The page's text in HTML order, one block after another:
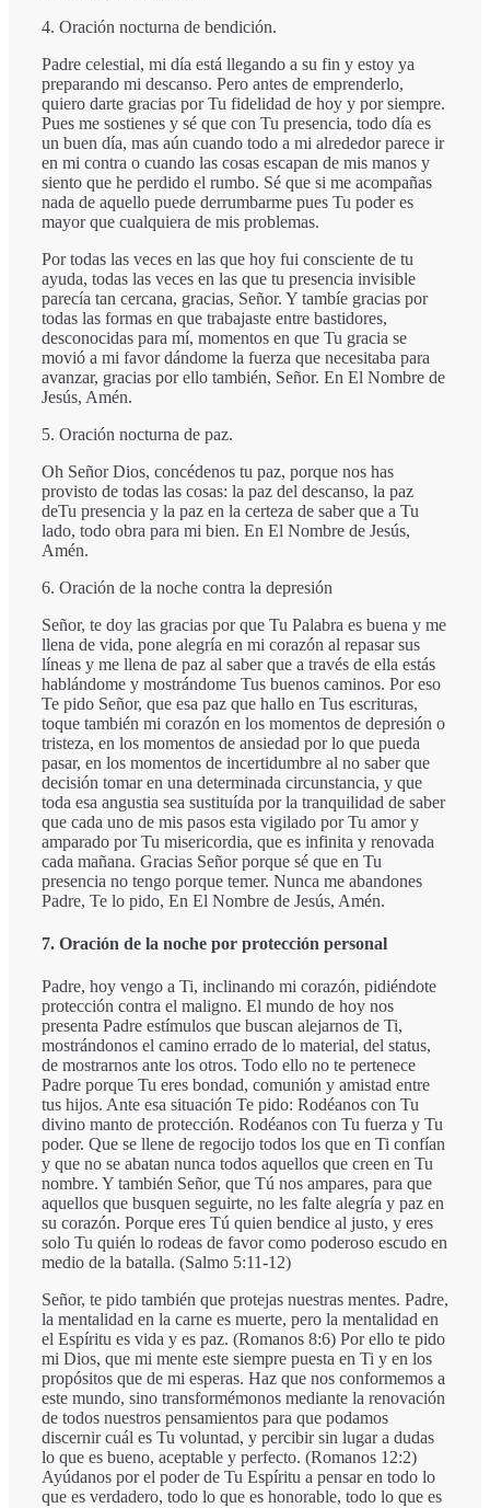
4. Oración nocturna de bendición.
Padre celestial, mi día está llegando a su fin y estoy ya
preparando mi descanso. Pero antes de emprenderlo,
quiero darte gracias por Tu fidelidad de hoy y por siempre.
Pues me sostienes y sé que con Tu presencia, todo día es
un buen día, mas aún cuando todo a mi alrededor parece ir
en mi contra o cuando las cosas escapan de mis manos y
siento que he perdido el rumbo. Sé que si me acompañas
nada de aquello puede derrumbarme pues Tu poder es
mayor que cualquiera de mis problemas.
Por todas las veces en las que hoy fui consciente de tu
ayuda, todas las veces en las que tu presencia invisible
parecía tan cercana, gracias, Señor. Y tambíe gracias por
todas las formas en que trabajaste entre bastidores,
desconocidas para mí, momentos en que Tu gracia se
movió a mi favor dándome la fuerza que necesitaba para
avanzar, gracias por ello también, Señor. En El Nombre de
Jesús, Amén.
5. Oración nocturna de paz.
Oh Señor Dios, concédenos tu paz, porque nos has
provisto de todas las cosas: la paz del descanso, la paz
deTu presencia y la paz en la certeza de saber que a Tu
lado, todo obra para mi bien. En El Nombre de Jesús,
Amén.
6. Oración de la noche contra la depresión
Señor, te doy las gracias por que Tu Palabra es buena y me
llena de vida, pone alegría en mi corazón al repasar sus
líneas y me llena de paz al saber que a través de ella estás
hablándome y mostrándome Tus buenos caminos. Por eso
Te pido Señor, que esa paz que hallo en Tus escrituras,
toque también mi corazón en los momentos de depresión o
tristeza, en los momentos de ansiedad por lo que pueda
pasar, en los momentos de incertidumbre al no saber que
decisión tomar en una determinada circunstancia, y que
toda esa angustia sea sustituída por la tranquilidad de saber
que cada uno de mis pasos esta vigilado por Tu amor y
amparado por Tu misericordia, que es infinita y renovada
cada mañana. Gracias Señor porque sé que en Tu
presencia no tengo porque temer. Nunca me abandones
Padre, Te lo pido, En El Nombre de Jesús, Amén.
7. Oración de la noche por protección personal
Padre, hoy vengo a Ti, inclinando mi corazón, pidiéndote
protección contra el maligno. El mundo de hoy nos
presenta Padre estímulos que buscan alejarnos de Ti,
mostrándonos el camino errado de lo material, del status,
de mostrarnos ante los otros. Todo ello no te pertenece
Padre porque Tu eres bondad, comunión y amistad entre
tus hijos. Ante esa situación Te pido: Rodéanos con Tu
divino manto de protección. Rodéanos con Tu fuerza y Tu
poder. Que se llene de regocijo todos los que en Ti confían
y que no se abatan nunca todos aquellos que creen en Tu
nombre. Y también Señor, que Tú nos ampares, para que
aquellos que busquen seguirte, no les falte alegría y paz en
su corazón. Porque eres Tú quien bendice al justo, y eres
solo Tu quién lo rodeas de favor como poderoso escudo en
medio de la batalla. (Salmo 5:11-12)
Señor, te pido también que protejas nuestras mentes. Padre,
la mentalidad en la carne es muerte, pero la mentalidad en
el Espíritu es vida y es paz. (Romanos 8:6) Por ello te pido
mi Dios, que mi mente este siempre puesta en Ti y en los
propósitos que de mi esperas. Haz que nos conformemos a
este mundo, sino transformémonos mediante la renovación
de todos nuestros pensamientos para que podamos
discernir cuál es Tu voluntad, y percibir sin lugar a dudas
lo que es bueno, aceptable y perfecto. (Romanos 12:2)
Ayúdanos por el poder de Tu Espíritu a pensar en todo lo
que es verdadero, todo lo que es honorable, todo lo que es